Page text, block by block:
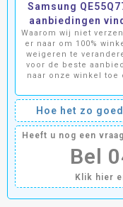
Samsung
aanbiedingen
Waarom wij niet
er naar om 100%
weigeren te
voor de beste
naar onze winkel
Hoe het zo
Heeft u nog een
Bel
Klik hier